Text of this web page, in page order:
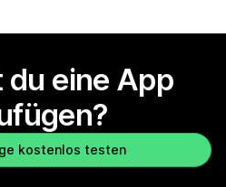
eine App
kostenlos testen